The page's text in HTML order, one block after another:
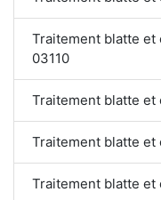
Traitement blatte et
03110
Traitement blatte et
Traitement blatte et
Traitement blatte